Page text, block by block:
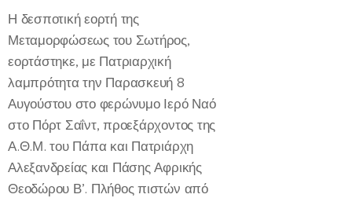
Η δεσποτική εορτή της
Μεταμορφώσεως του Σωτήρος,
εορτάστηκε, με Πατριαρχική
λαμπρότητα την Παρασκευή 8
Αυγούστου στο φερώνυμο Ιερό Ναό
στο Πόρτ Σαΐντ, προεξάρχοντος της
Α.Θ.Μ. του Πάπα και Πατριάρχη
Αλεξανδρείας και Πάσης Αφρικής
Θεοδώρου Β’. Πλήθος πιστών από